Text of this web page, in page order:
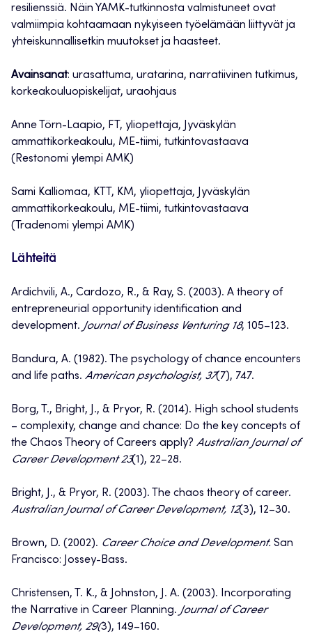
resilienssiä. Näin YAMK-tutkinnosta valmistuneet ovat
valmiimpia kohtaamaan nykyiseen työelämään liittyvät ja
yhteiskunnallisetkin muutokset ja haasteet.
Avainsanat: urasattuma, uratarina, narratiivinen tutkimus,
korkeakouluopiskelijat, uraohjaus
Anne Törn-Laapio, FT, yliopettaja, Jyväskylän
ammattikorkeakoulu, ME-tiimi, tutkintovastaava
(Restonomi ylempi AMK)
Sami Kalliomaa, KTT, KM, yliopettaja, Jyväskylän
ammattikorkeakoulu, ME-tiimi, tutkintovastaava
(Tradenomi ylempi AMK)
Lähteitä
Ardichvili, A., Cardozo, R., & Ray, S. (2003). A theory of
entrepreneurial opportunity identification and
development. Journal of Business Venturing 18, 105–123.
Bandura, A. (1982). The psychology of chance encounters
and life paths. American psychologist, 37(7), 747.
Borg, T., Bright, J., & Pryor, R. (2014). High school students
– complexity, change and chance: Do the key concepts of
the Chaos Theory of Careers apply? Australian Journal of
Career Development 23(1), 22–28.
Bright, J., & Pryor, R. (2003). The chaos theory of career.
Australian Journal of Career Development, 12(3), 12–30.
Brown, D. (2002). Career Choice and Development. San
Francisco: Jossey-Bass.
Christensen, T. K., & Johnston, J. A. (2003). Incorporating
the Narrative in Career Planning. Journal of Career
Development, 29(3), 149–160.